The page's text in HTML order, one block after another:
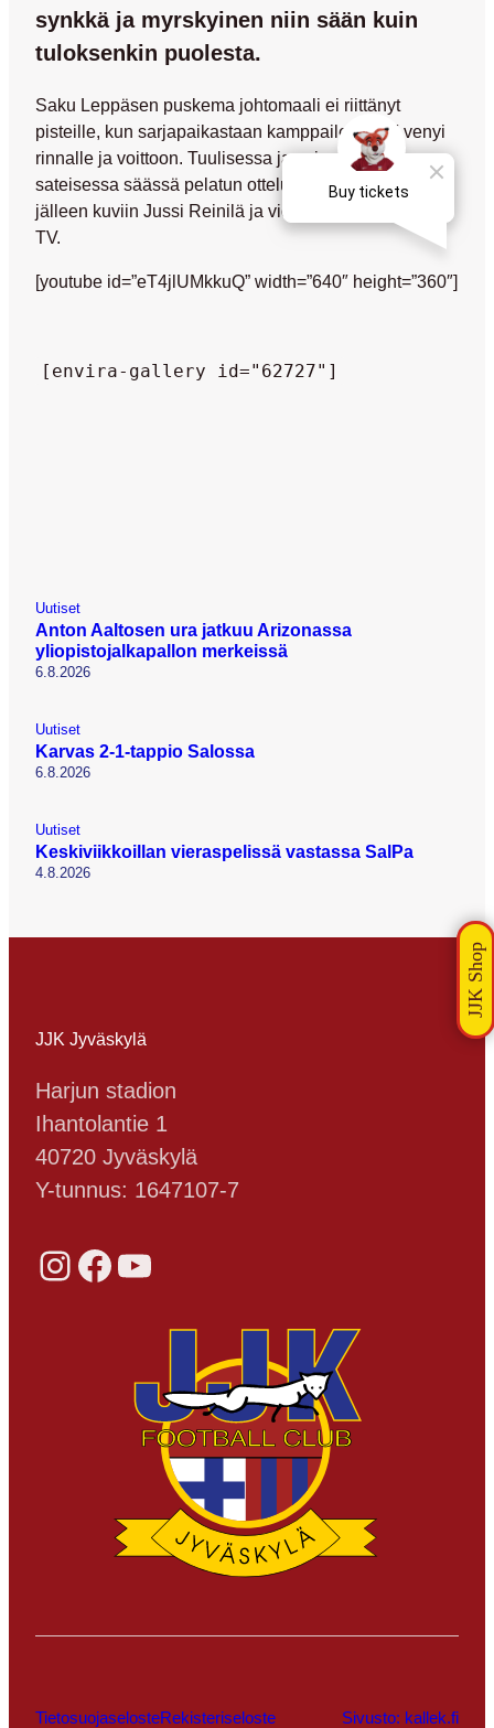
synkkä ja myrskyinen niin sään kuin
tuloksenkin puolesta.
Saku Leppäsen puskema johtomaali ei riittänyt
pisteille, kun sarjapaikastaan kamppaileva EIF venyi
rinnalle ja voittoon. Tuulisessa ja osin myös
sateisessa säässä pelatun ottelun tunnelmat ikuisti
jälleen kuviin Jussi Reinilä ja videokoosteelle Kettu-
TV.
[youtube id=”eT4jlUMkkuQ” width=”640″ height=”360″]
[envira-gallery id="62727"]
Uutiset
Anton Aaltosen ura jatkuu Arizonassa
yliopistojalkapallon merkeissä
6.8.2026
Uutiset
Karvas 2-1-tappio Salossa
6.8.2026
Uutiset
Keskiviikkoillan vieraspelissä vastassa SalPa
4.8.2026
JJK Jyväskylä
Harjun stadion
Ihantolantie 1
40720 Jyväskylä
Y-tunnus: 1647107-7
Instagram Facebook YouTube
TietosuojaselosteRekisteriseloste Sivusto: kallek.fi